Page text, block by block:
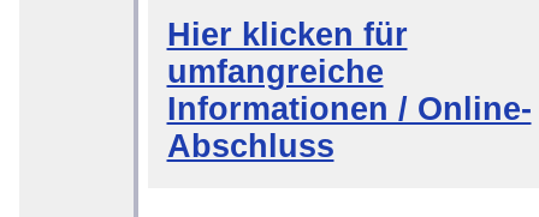
Hier klicken für
umfangreiche
Informationen / Online-
Abschluss